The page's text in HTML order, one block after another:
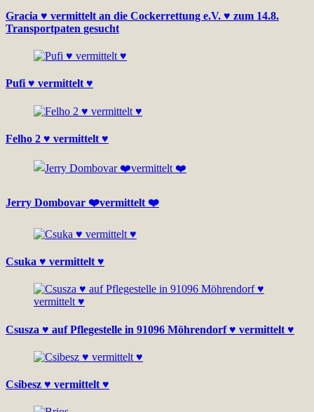
Gracia ♥ vermittelt an die Cockerrettung e.V. ♥ zum 14.8.
Transportpaten gesucht
Pufi ♥ vermittelt ♥
Felho 2 ♥ vermittelt ♥
Jerry Dombovar ❤️vermittelt ❤️
Csuka ♥ vermittelt ♥
Csusza ♥ auf Pflegestelle in 91096 Möhrendorf ♥ vermittelt ♥
Csibesz ♥ vermittelt ♥